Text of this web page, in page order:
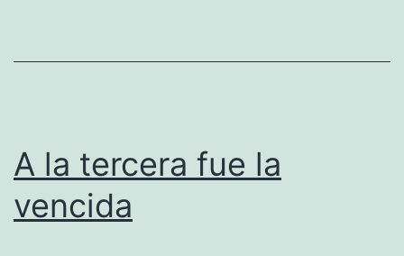
A la tercera fue la
vencida